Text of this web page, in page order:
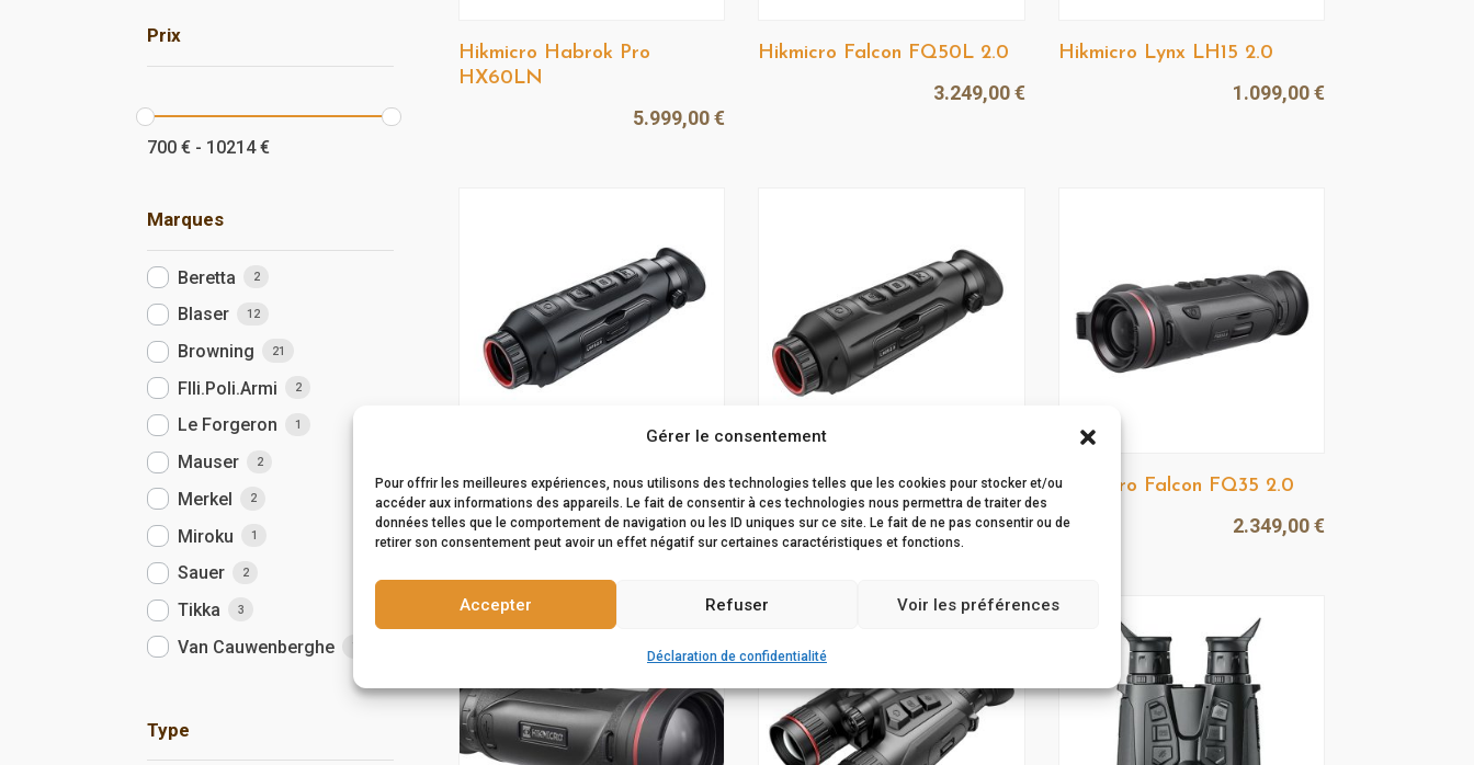
Gérer le consentement
Pour offrir les meilleures expériences, nous utilisons des technologies telles que les cookies pour stocker et/ou
accéder aux informations des appareils. Le fait de consentir à ces technologies nous permettra de traiter des
données telles que le comportement de navigation ou les ID uniques sur ce site. Le fait de ne pas consentir ou de
retirer son consentement peut avoir un effet négatif sur certaines caractéristiques et fonctions.
Accepter Refuser Voir les préférences
Déclaration de confidentialité
Prix
700 € - 10214 €
Marques
Beretta 2
Blaser 12
Browning 21
Flli.Poli.Armi 2
Le Forgeron 1
Mauser 2
Merkel 2
Miroku 1
Sauer 2
Tikka 3
Van Cauwenberghe
Type
Hikmicro Habrok Pro
HX60LN
5.999,00€
Hikmicro Falcon FQ50L 2.0
3.249,00€
Hikmicro Lynx LH15 2.0
1.099,00€
Hikmicro Lynx LH19 2.0
1.249,00€
Hikmicro Lynx LH25 2.0
1.449,00€
Hikmicro Falcon FQ35 2.0
2.349,00€